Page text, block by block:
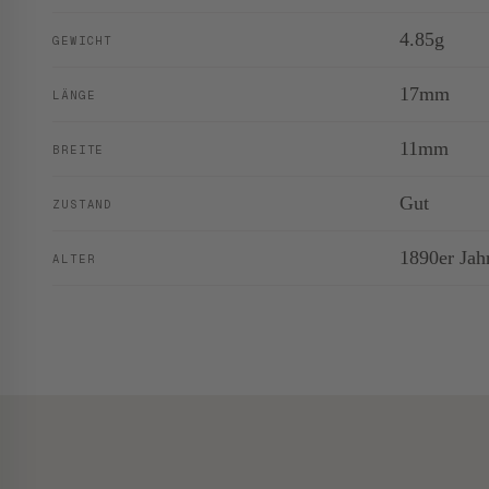
GEWICHT 4.85g
LÄNGE 17mm
BREITE 11mm
ZUSTAND Gut
ALTER 1890er